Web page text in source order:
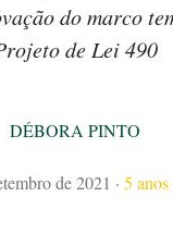
do marco
de Lei 490
DÉBORA PINTO
de 2021 · 5 anos